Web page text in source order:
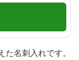
名刺入れです。